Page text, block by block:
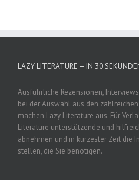
LAZY LITERATURE – IN 30
Ausführliche Rezensionen,
bei der Auswahl aus den
machen Lazy Literature aus. Für
Literature unterstützende und
abnehmen und in kürzester Zeit die
stellen, die Sie benötigen.